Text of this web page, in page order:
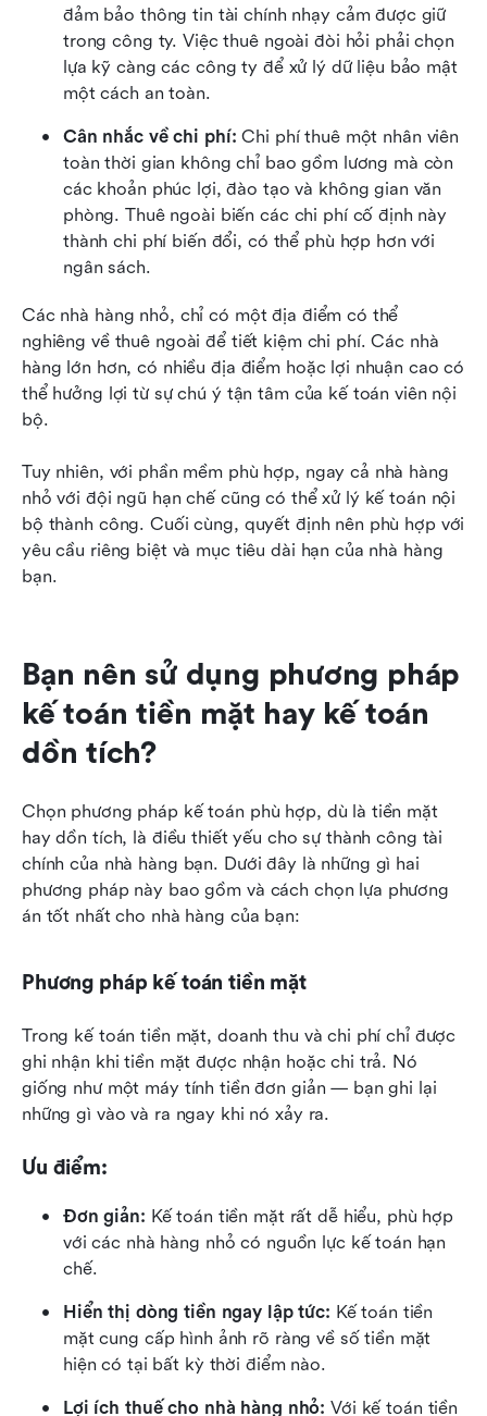
đảm bảo thông tin tài chính nhạy cảm được giữ
trong công ty. Việc thuê ngoài đòi hỏi phải chọn
lựa kỹ càng các công ty để xử lý dữ liệu bảo mật
một cách an toàn.
Cân nhắc về chi phí: Chi phí thuê một nhân viên
toàn thời gian không chỉ bao gồm lương mà còn
các khoản phúc lợi, đào tạo và không gian văn
phòng. Thuê ngoài biến các chi phí cố định này
thành chi phí biến đổi, có thể phù hợp hơn với
ngân sách.
Các nhà hàng nhỏ, chỉ có một địa điểm có thể
nghiêng về thuê ngoài để tiết kiệm chi phí. Các nhà
hàng lớn hơn, có nhiều địa điểm hoặc lợi nhuận cao có
thể hưởng lợi từ sự chú ý tận tâm của kế toán viên nội
bộ.
Tuy nhiên, với phần mềm phù hợp, ngay cả nhà hàng
nhỏ với đội ngũ hạn chế cũng có thể xử lý kế toán nội
bộ thành công. Cuối cùng, quyết định nên phù hợp với
yêu cầu riêng biệt và mục tiêu dài hạn của nhà hàng
bạn.
Bạn nên sử dụng phương pháp
kế toán tiền mặt hay kế toán
dồn tích?
Chọn phương pháp kế toán phù hợp, dù là tiền mặt
hay dồn tích, là điều thiết yếu cho sự thành công tài
chính của nhà hàng bạn. Dưới đây là những gì hai
phương pháp này bao gồm và cách chọn lựa phương
án tốt nhất cho nhà hàng của bạn:
Phương pháp kế toán tiền mặt
Trong kế toán tiền mặt, doanh thu và chi phí chỉ được
ghi nhận khi tiền mặt được nhận hoặc chi trả. Nó
giống như một máy tính tiền đơn giản — bạn ghi lại
những gì vào và ra ngay khi nó xảy ra.
Ưu điểm:
Đơn giản: Kế toán tiền mặt rất dễ hiểu, phù hợp
với các nhà hàng nhỏ có nguồn lực kế toán hạn
chế.
Hiển thị dòng tiền ngay lập tức: Kế toán tiền
mặt cung cấp hình ảnh rõ ràng về số tiền mặt
hiện có tại bất kỳ thời điểm nào.
Lợi ích thuế cho nhà hàng nhỏ: Với kế toán tiền